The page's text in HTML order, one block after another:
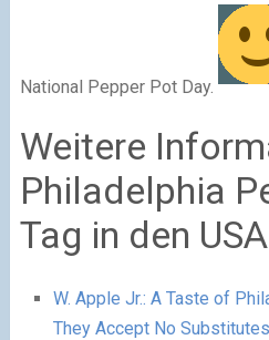
National Pepper Pot Day.
Weitere
Philadelphia
Tag in den USA
W. Apple Jr.: A Taste of
They Accept No